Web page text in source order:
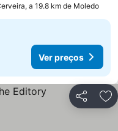
a 19.8 km de Moledo
Ver preços
Partilhar